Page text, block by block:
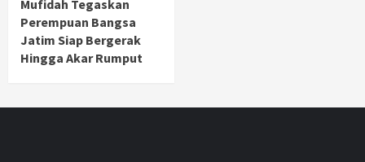
Mufidah Tegaskan
Perempuan Bangsa
Jatim Siap Bergerak
Hingga Akar Rumput